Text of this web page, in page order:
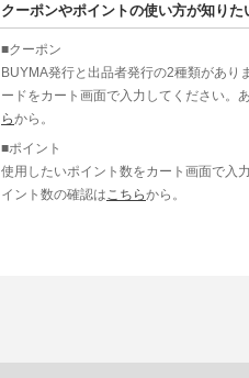
クーポンやポイントの使い方が知りた
■クーポン
BUYMA発行と出品者発行の2種類があり
ードをカート画面で入力してください。
らから。
■ポイント
使用したいポイント数をカート画面で入
イント数の確認は こちらから。